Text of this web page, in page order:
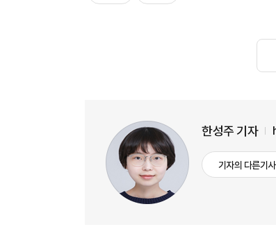
한성주 기자
기자의 다른기사